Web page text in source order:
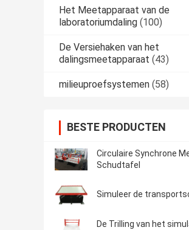
Het Meetapparaat van de
laboratoriumdaling (100)
De Versiehaken van het
dalingsmeetapparaat (43)
milieuproefsystemen (58)
BESTE PRODUCTEN
Circulaire Synchrone
Schudtafel
Simuleer de
De Trilling van het